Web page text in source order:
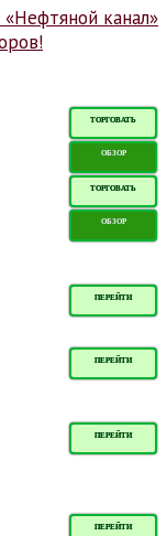
ТОРГОВАТЬ
ОБЗОР
ТОРГОВАТЬ
ОБЗОР
ПЕРЕЙТИ
ПЕРЕЙТИ
ПЕРЕЙТИ
ПЕРЕЙТИ